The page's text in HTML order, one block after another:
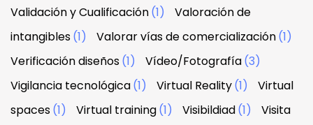
Validación y Cualificación(1)
Valoración de
intangibles(1) Valorar vías de comercialización(1)
Verificación diseños(1) Vídeo/Fotografía(3)
Vigilancia tecnológica(1) Virtual Reality(1)
Virtual
spaces(1) Virtual training(1) Visibildiad(1)
Visita